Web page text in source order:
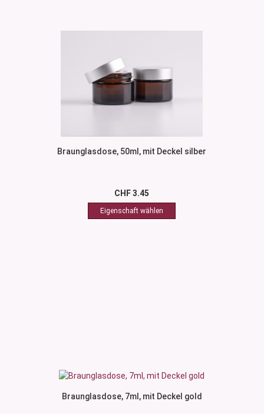
Braunglasdose, 50ml, mit Deckel silber
CHF 3.45
Braunglasdose, 7ml, mit Deckel gold